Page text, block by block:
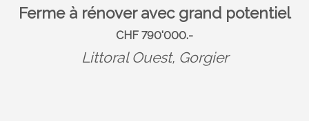
Ferme à rénover avec grand potentiel
CHF 790'000.-
Littoral Ouest, Gorgier